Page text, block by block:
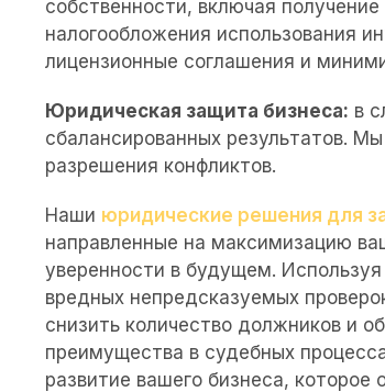
собственности, включая
налогообложения использования
лицензионные соглашения и
Юридическая защита бизнеса: в
сбалансированных результатов.
разрешения конфликтов.
Наши юридические решения для
направленные на максимизацию
уверенности в будущем.
вредных непредсказуемых
снизить количество должников и
преимущества в судебных
развитие вашего бизнеса,